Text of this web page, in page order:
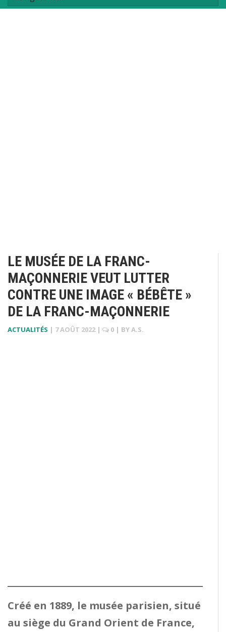
LE MUSÉE DE LA FRANC-
MAÇONNERIE VEUT LUTTER
CONTRE UNE IMAGE « BÉBÊTE »
DE LA FRANC-MAÇONNERIE
ACTUALITÉS | 7 AOÛT 2022 | 0 | BYA.S.
Créé en 1889, le musée parisien, situé
au siège du Grand Orient de France,